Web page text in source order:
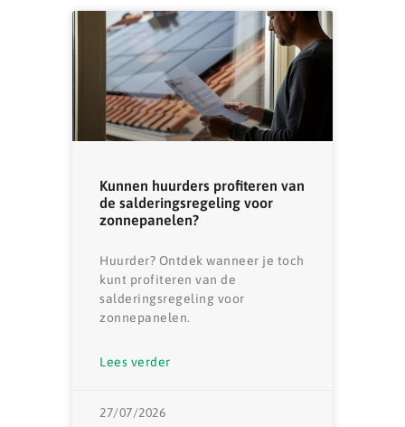
Kunnen huurders profiteren van
de salderingsregeling voor
zonnepanelen?
Huurder? Ontdek wanneer je toch
kunt profiteren van de
salderingsregeling voor
zonnepanelen.
Lees verder
27/07/2026